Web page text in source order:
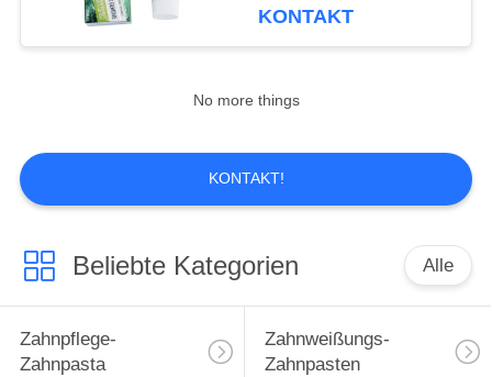
KONTAKT
No more things
KONTAKT!
Beliebte Kategorien Alle
Zahnpflege-
Zahnpasta
Zahnweißungs-
Zahnpasten